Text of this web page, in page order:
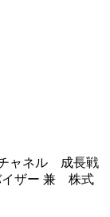
ャネル 成長戦
イザー 兼 株式